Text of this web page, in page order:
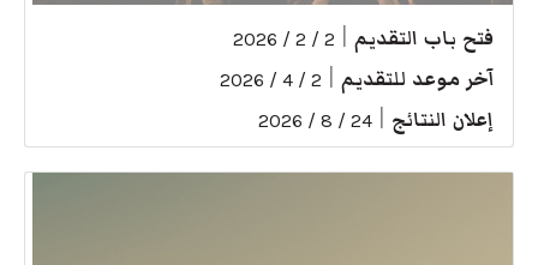
فتح باب التقديم 2 / 2 / 2026
آخر موعد للتقديم 2 / 4 / 2026
إعلان النتائج 24 / 8 / 2026